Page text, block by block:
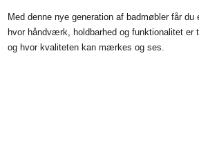
Med denne nye generation af badmøbler får
hvor håndværk, holdbarhed og funktionalitet
og hvor kvaliteten kan mærkes og ses.